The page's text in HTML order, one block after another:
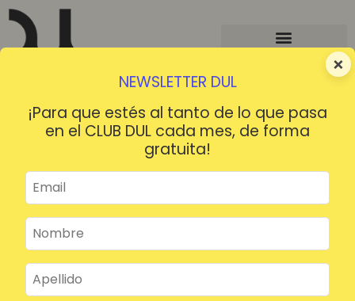
×
NEWSLETTER DUL
¡Para que estés al tanto de lo que pasa
en el CLUB DUL cada mes, de forma
gratuita!
¡HOLA!